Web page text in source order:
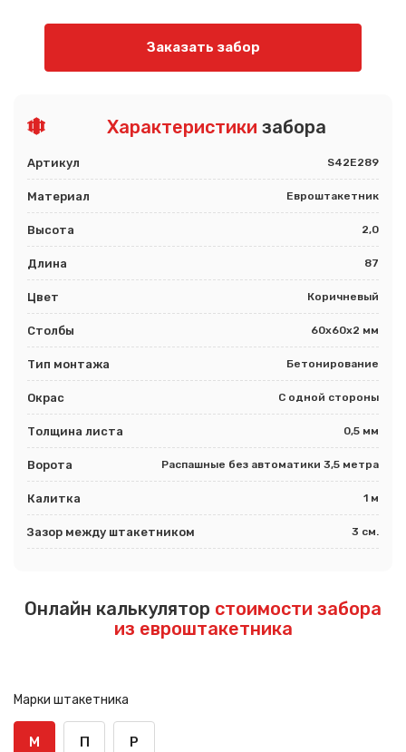
Заказать забор
Характеристики забора
Артикул S42E289
Материал Евроштакетник
Высота 2,0
Длина 87
Цвет Коричневый
Столбы 60х60х2 мм
Тип монтажа Бетонирование
Окрас С одной стороны
Толщина листа 0,5 мм
Ворота Распашные без автоматики 3,5 метра
Калитка 1 м
Зазор между штакетником 3 см.
Онлайн калькулятор стоимости забора
из евроштакетника
Марки штакетника
М П Р